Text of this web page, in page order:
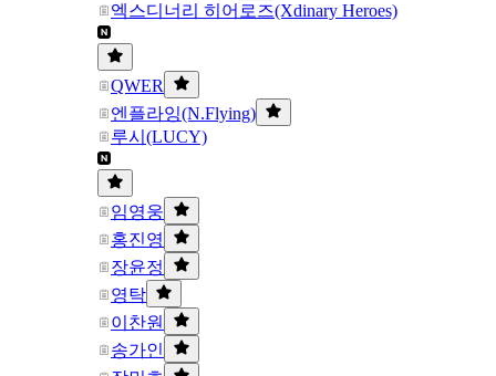
엑스디너리 히어로즈(Xdinary Heroes)
QWER
엔플라잉(N.Flying)
루시(LUCY)
임영웅
홍진영
장윤정
영탁
이찬원
송가인